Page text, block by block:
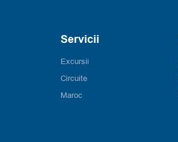
Servicii
Excursii
Circuite
Maroc